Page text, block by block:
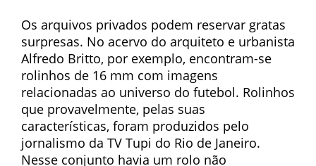
Os arquivos privados podem reservar gratas
surpresas. No acervo do arquiteto e urbanista
Alfredo Britto, por exemplo, encontram-se
rolinhos de 16 mm com imagens
relacionadas ao universo do futebol. Rolinhos
que provavelmente, pelas suas
características, foram produzidos pelo
jornalismo da TV Tupi do Rio de Janeiro.
Nesse conjunto havia um rolo não